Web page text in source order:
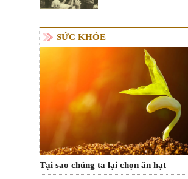
SỨC KHỎE
Tại sao chúng ta lại chọn ăn hạt